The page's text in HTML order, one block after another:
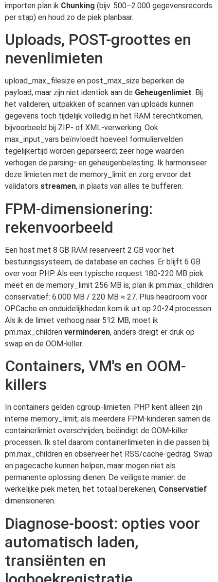
importen plan ik Chunking (bijv. 500–2.000 gegevensrecords
per stap) en houd zo de piek planbaar.
Uploads, POST-groottes en
nevenlimieten
upload_max_filesize en post_max_size beperken de
payload, maar zijn niet identiek aan de Geheugenlimiet. Bij
het valideren, uitpakken of scannen van uploads kunnen
gegevens toch tijdelijk volledig in het RAM terechtkomen,
bijvoorbeeld bij ZIP- of XML-verwerking. Ook
max_input_vars beïnvloedt hoeveel formuliervelden
tegelijkertijd worden geparseerd; zeer hoge waarden
verhogen de parsing- en geheugenbelasting. Ik harmoniseer
deze limieten met de memory_limit en zorg ervoor dat
validators streamen, in plaats van alles te bufferen.
FPM-dimensionering:
rekenvoorbeeld
Een host met 8 GB RAM reserveert 2 GB voor het
besturingssysteem, de database en caches. Er blijft 6 GB
over voor PHP. Als een typische request 180-220 MB piek
meet en de memory_limit 256 MB is, plan ik pm.max_children
conservatief: 6.000 MB / 220 MB ≈ 27. Plus headroom voor
OPCache en onduidelijkheden kom ik uit op 20-24 processen.
Als ik de limiet verhoog naar 512 MB, moet ik
pm.max_children verminderen, anders dreigt er druk op
swap en de OOM-killer.
Containers, VM's en OOM-
killers
In containers gelden cgroup-limieten. PHP kent alleen zijn
interne memory_limit; als meerdere FPM-kinderen samen de
containerlimiet overschrijden, beëindigt de OOM-killer
processen. Ik stel daarom containerlimieten in die passen bij
pm.max_children en observeer het RSS/cache-gedrag. Swap
en pagecache kunnen helpen, maar mogen niet als
permanente oplossing dienen. De veiligste manier: de
werkelijke piek meten, het totaal berekenen, Conservatief
dimensioneren.
Diagnose-boost: opties voor
automatisch laden,
transiënten en